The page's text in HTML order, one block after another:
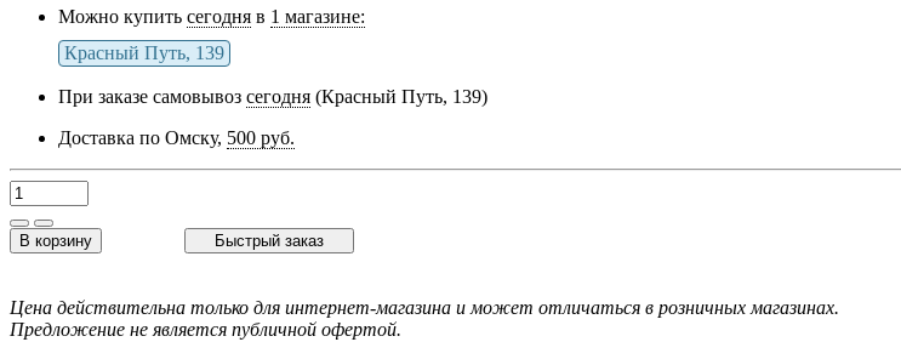
Можно купить сегодня в 1 магазине:
Красный Путь, 139
При заказе самовывоз сегодня (Красный Путь, 139)
Доставка по Омску, 500 руб.
В корзину Быстрый заказ
Цена действительна только для интернет-магазина и может отличаться в розничных магазинах.
Предложение не является публичной офертой.